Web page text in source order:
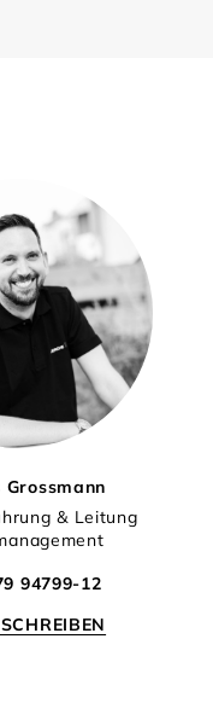
Grossmann
& Leitung
94799-12